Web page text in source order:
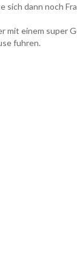
sich dann noch
mit einem super
fuhren.